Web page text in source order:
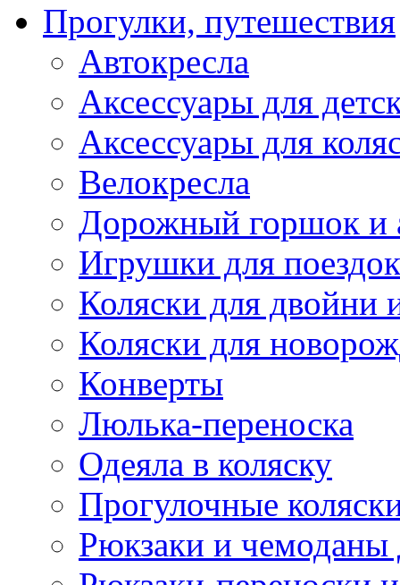
Прогулки, путешествия
Автокресла
Аксессуары для
Аксессуары для
Велокресла
Дорожный горшок и
Игрушки для поездок
Коляски для двойни
Коляски для
Конверты
Люлька-переноска
Одеяла в коляску
Прогулочные
Рюкзаки и чемоданы